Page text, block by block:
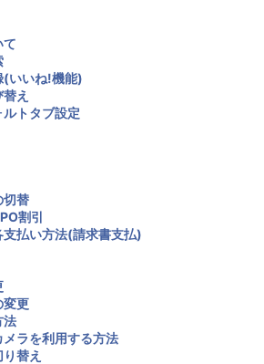
て
(いいね!機能)
え
ルトタブ設定
切替
割引
払い方法(請求書支払)
変更
法
ラを利用する方法
替え